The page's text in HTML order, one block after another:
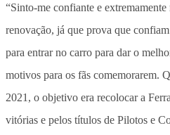
“Sinto-me confiante e
renovação, já que prova que
para entrar no carro para dar o
motivos para os fãs comemorarem.
2021, o objetivo era recolocar a
vitórias e pelos títulos de Pilotos e